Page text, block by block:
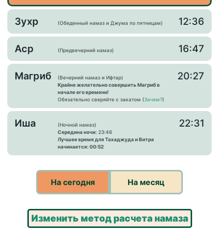
Зухр (Обеденный намаз и Джума по пятницам) 12:36
Аср (Предвечерний намаз) 16:47
Магриб
(Вечерний намаз и Ифтар)
Крайне желательно совершить Магриб в
начале его времени!
Обязательно сверяйте с закатом (Зачем?)
20:27
Иша
(Ночной намаз)
Середина ночи: 23:46
Лучшее время для Тахаджуда и Витра
начинается: 00:52
22:31
На сегодня На месяц
Изменить метод расчета намаза